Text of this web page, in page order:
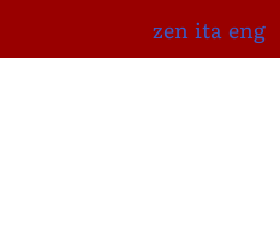
zen ita eng